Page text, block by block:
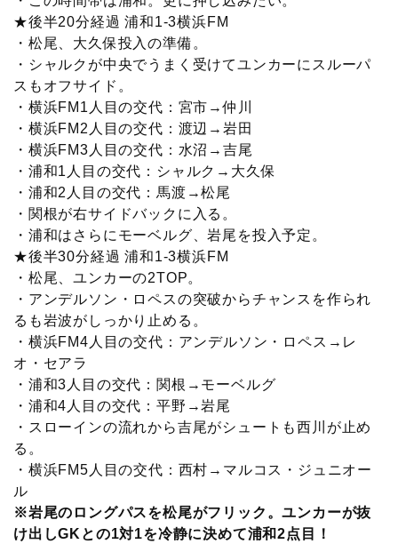
★後半20分経過 浦和1-3横浜FM
・松尾、大久保投入の準備。
・シャルクが中央でうまく受けてユンカーにスルーパ
スもオフサイド。
・横浜FM1人目の交代：宮市→仲川
・横浜FM2人目の交代：渡辺→岩田
・横浜FM3人目の交代：水沼→吉尾
・浦和1人目の交代：シャルク→大久保
・浦和2人目の交代：馬渡→松尾
・関根が右サイドバックに入る。
・浦和はさらにモーベルグ、岩尾を投入予定。
★後半30分経過 浦和1-3横浜FM
・松尾、ユンカーの2TOP。
・アンデルソン・ロペスの突破からチャンスを作られ
るも岩波がしっかり止める。
・横浜FM4人目の交代：アンデルソン・ロペス→レ
オ・セアラ
・浦和3人目の交代：関根→モーベルグ
・浦和4人目の交代：平野→岩尾
・スローインの流れから吉尾がシュートも西川が止め
る。
・横浜FM5人目の交代：西村→マルコス・ジュニオー
ル
※岩尾のロングパスを松尾がフリック。ユンカーが抜
け出しGKとの1対1を冷静に決めて浦和2点目！